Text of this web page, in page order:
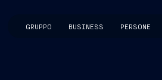
GRUPPO BUSINESS PERSONE
CAPTAIN